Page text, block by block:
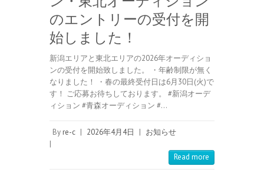
のエントリーの受付を開
始しました！
新潟エリアと東北エリアの2026年オーディショ
ンの受付を開始致しました。 ・年齢制限が無く
なりました！ ・春の最終受付日は6月30日(火)で
す！ ご応募お待ちしております。 #新潟オーデ
ィション #青森オーディション #…
By re-c | 2026年4月4日 | お知らせ
|
Read more